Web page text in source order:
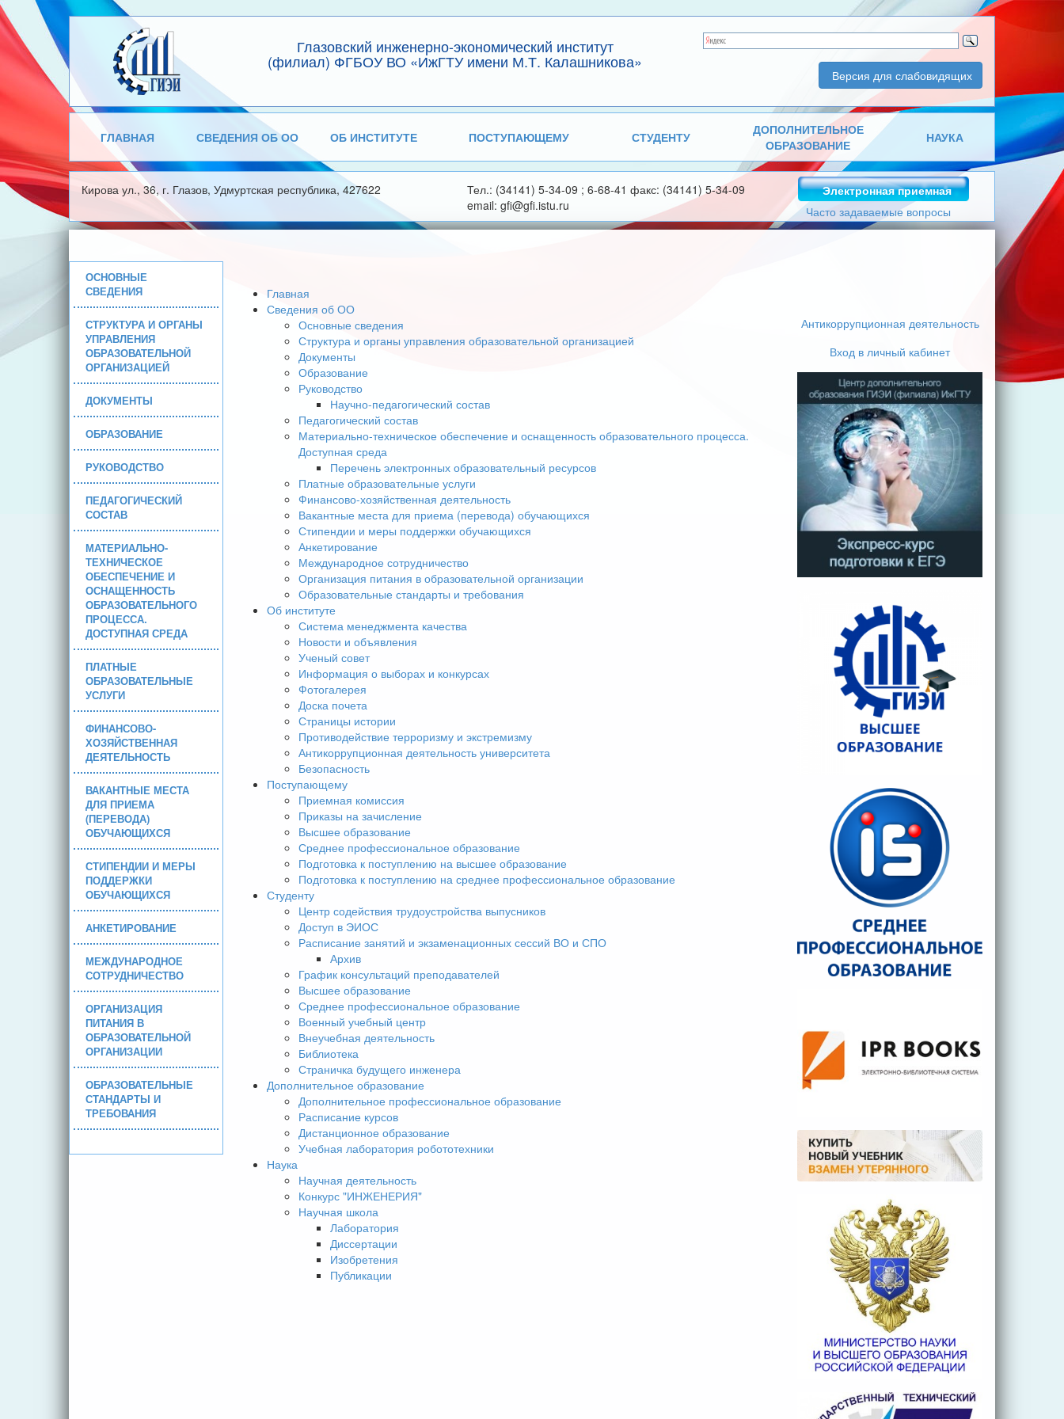
Глазовский инженерно-экономический институт
(филиал) ФГБОУ ВО «ИжГТУ имени М.Т. Калашникова»
Версия для слабовидящих
ГЛАВНАЯ СВЕДЕНИЯ ОБ ОО ОБ ИНСТИТУТЕ ПОСТУПАЮЩЕМУ СТУДЕНТУ
ДОПОЛНИТЕЛЬНОЕ
ОБРАЗОВАНИЕ
НАУКА
Кирова ул., 36, г. Глазов, Удмуртская республика, 427622
Тел.: (34141) 5-34-09 ; 6-68-41 факс: (34141) 5-34-09
email: gfi@gfi.istu.ru
Электронная приемная
Часто задаваемые вопросы
ОСНОВНЫЕ
СВЕДЕНИЯ
СТРУКТУРА И ОРГАНЫ
УПРАВЛЕНИЯ
ОБРАЗОВАТЕЛЬНОЙ
ОРГАНИЗАЦИЕЙ
ДОКУМЕНТЫ
ОБРАЗОВАНИЕ
РУКОВОДСТВО
ПЕДАГОГИЧЕСКИЙ
СОСТАВ
МАТЕРИАЛЬНО-
ТЕХНИЧЕСКОЕ
ОБЕСПЕЧЕНИЕ И
ОСНАЩЕННОСТЬ
ОБРАЗОВАТЕЛЬНОГО
ПРОЦЕССА.
ДОСТУПНАЯ СРЕДА
ПЛАТНЫЕ
ОБРАЗОВАТЕЛЬНЫЕ
УСЛУГИ
ФИНАНСОВО-
ХОЗЯЙСТВЕННАЯ
ДЕЯТЕЛЬНОСТЬ
ВАКАНТНЫЕ МЕСТА
ДЛЯ ПРИЕМА
(ПЕРЕВОДА)
ОБУЧАЮЩИХСЯ
СТИПЕНДИИ И МЕРЫ
ПОДДЕРЖКИ
ОБУЧАЮЩИХСЯ
АНКЕТИРОВАНИЕ
МЕЖДУНАРОДНОЕ
СОТРУДНИЧЕСТВО
ОРГАНИЗАЦИЯ
ПИТАНИЯ В
ОБРАЗОВАТЕЛЬНОЙ
ОРГАНИЗАЦИИ
ОБРАЗОВАТЕЛЬНЫЕ
СТАНДАРТЫ И
ТРЕБОВАНИЯ
Главная
Сведения об ОО
Основные сведения
Структура и органы управления образовательной организацией
Документы
Образование
Руководство
Научно-педагогический состав
Педагогический состав
Материально-техническое обеспечение и оснащенность образовательного процесса.
Доступная среда
Перечень электронных образовательный ресурсов
Платные образовательные услуги
Финансово-хозяйственная деятельность
Вакантные места для приема (перевода) обучающихся
Стипендии и меры поддержки обучающихся
Анкетирование
Международное сотрудничество
Организация питания в образовательной организации
Образовательные стандарты и требования
Об институте
Система менеджмента качества
Новости и объявления
Ученый совет
Информация о выборах и конкурсах
Фотогалерея
Доска почета
Страницы истории
Противодействие терроризму и экстремизму
Антикоррупционная деятельность университета
Безопасность
Поступающему
Приемная комиссия
Приказы на зачисление
Высшее образование
Среднее профессиональное образование
Подготовка к поступлению на высшее образование
Подготовка к поступлению на среднее профессиональное образование
Студенту
Центр содействия трудоустройства выпусников
Доступ в ЭИОС
Расписание занятий и экзаменационных сессий ВО и СПО
Архив
График консультаций преподавателей
Высшее образование
Среднее профессиональное образование
Военный учебный центр
Внеучебная деятельность
Библиотека
Страничка будущего инженера
Дополнительное образование
Дополнительное профессиональное образование
Расписание курсов
Дистанционное образование
Учебная лаборатория робототехники
Наука
Научная деятельность
Конкурс "ИНЖЕНЕРИЯ"
Научная школа
Лаборатория
Диссертации
Изобретения
Публикации
Антикоррупционная деятельность
Вход в личный кабинет